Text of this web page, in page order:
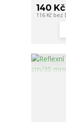
140 Kč
116 Kč bez